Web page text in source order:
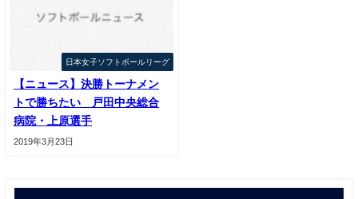
日本女子ソフトボールリーグ
【ニュース】決勝トーナメン
トで勝ちたい 戸田中央総合
病院・上原選手
2019年3月23日